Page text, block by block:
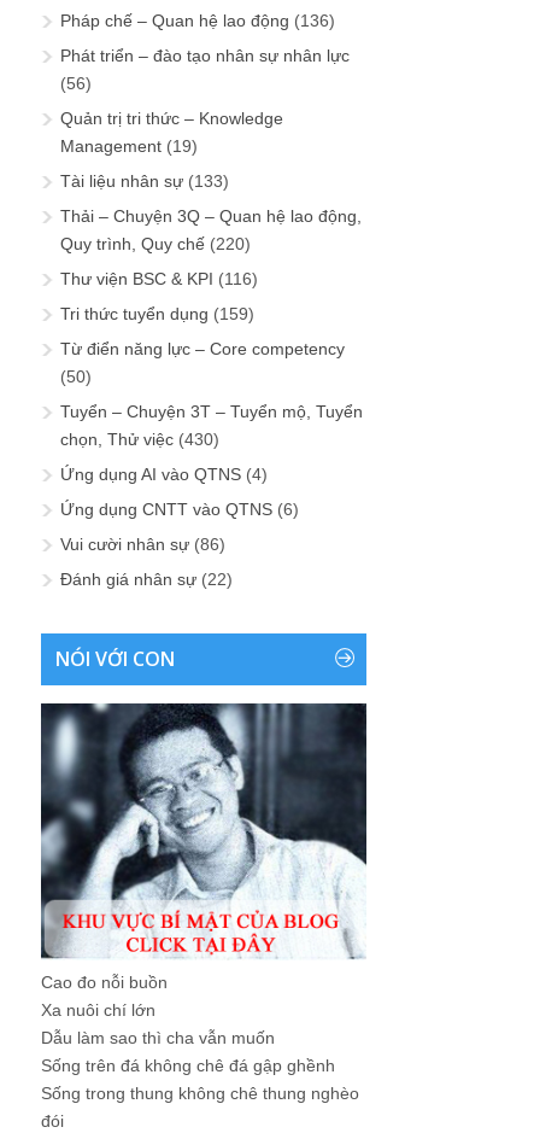
Pháp chế – Quan hệ lao động (136)
Phát triển – đào tạo nhân sự nhân lực
(56)
Quản trị tri thức – Knowledge
Management (19)
Tài liệu nhân sự (133)
Thải – Chuyện 3Q – Quan hệ lao động,
Quy trình, Quy chế (220)
Thư viện BSC & KPI (116)
Tri thức tuyển dụng (159)
Từ điển năng lực – Core competency
(50)
Tuyển – Chuyện 3T – Tuyển mộ, Tuyển
chọn, Thử việc (430)
Ứng dụng AI vào QTNS (4)
Ứng dụng CNTT vào QTNS (6)
Vui cười nhân sự (86)
Đánh giá nhân sự (22)
NÓI VỚI CON
Cao đo nỗi buồn
Xa nuôi chí lớn
Dẫu làm sao thì cha vẫn muốn
Sống trên đá không chê đá gập ghềnh
Sống trong thung không chê thung nghèo
đói